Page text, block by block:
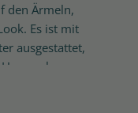
den Ärmeln,
Es ist mit
ausgestattet,
100 by OEKO-
Stoffe